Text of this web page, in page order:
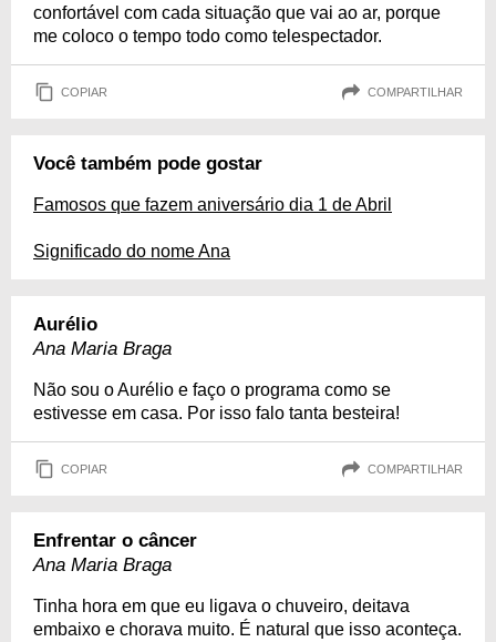
confortável com cada situação que vai ao ar, porque
me coloco o tempo todo como telespectador.
COPIAR COMPARTILHAR
Você também pode gostar
Famosos que fazem aniversário dia 1 de Abril
Significado do nome Ana
Aurélio
Ana Maria Braga
Não sou o Aurélio e faço o programa como se
estivesse em casa. Por isso falo tanta besteira!
COPIAR COMPARTILHAR
Enfrentar o câncer
Ana Maria Braga
Tinha hora em que eu ligava o chuveiro, deitava
embaixo e chorava muito. É natural que isso aconteça.